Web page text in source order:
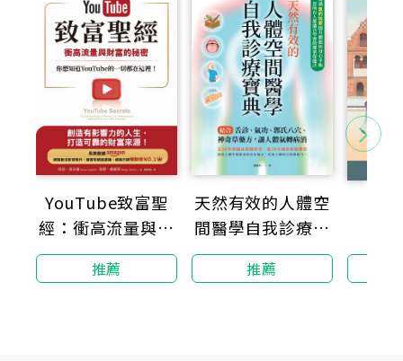
YouTube致富聖
經：衝高流量與財
富的秘密，你想知
道YouTube的一切
推薦
天然有效的人體空
間醫學自我診療寶
典：結合舌診、氣
功、郭氏八穴、神
推薦